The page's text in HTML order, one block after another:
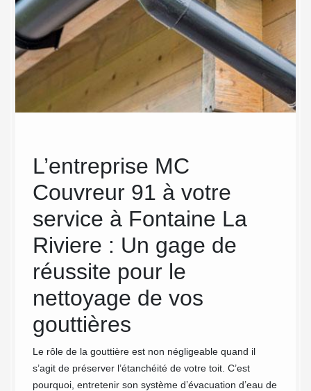
L’entreprise MC
Couvreur 91 à votre
service à Fontaine La
Riviere : Un gage de
réussite pour le
nettoyage de vos
gouttières
Le rôle de la gouttière est non négligeable quand il
s’agit de préserver l’étanchéité de votre toit. C’est
pourquoi, entretenir son système d’évacuation d’eau de